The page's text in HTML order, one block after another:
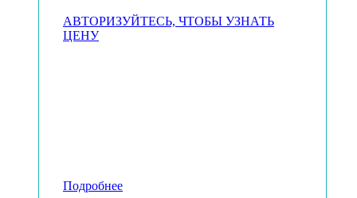
АВТОРИЗУЙТЕСЬ, ЧТОБЫ УЗНАТЬ
ЦЕНУ
Подробнее